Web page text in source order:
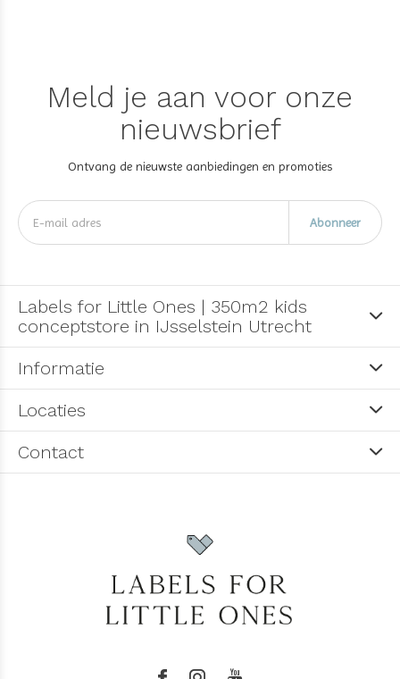
Meld je aan voor onze
nieuwsbrief
Ontvang de nieuwste aanbiedingen en promoties
Abonneer
Labels for Little Ones | 350m2 kids
conceptstore in IJsselstein Utrecht
Informatie
Locaties
Contact